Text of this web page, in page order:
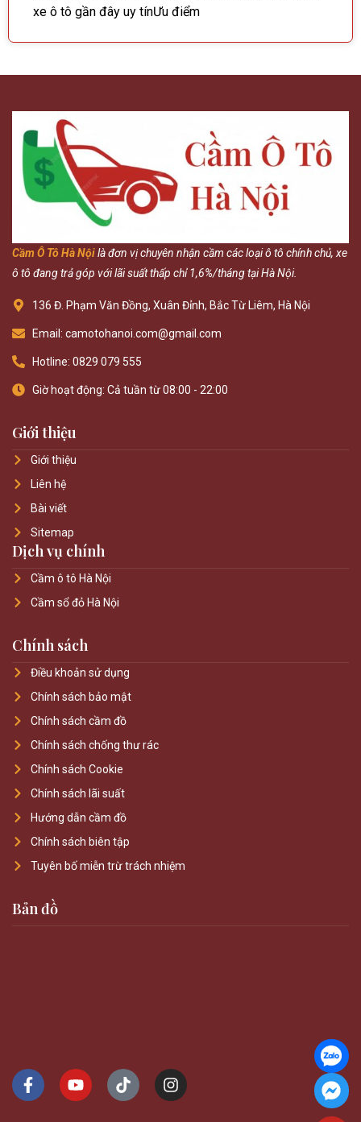
xe ô tô gần đây uy tínƯu điểm
Cầm Ô Tô Hà Nộilà đơn vị chuyên nhận cầm các loại ô tô chính chủ, xe
ô tô đang trả góp với lãi suất thấp chỉ 1,6%/tháng tại Hà Nội.
136 Đ. Phạm Văn Đồng, Xuân Đỉnh, Bắc Từ Liêm, Hà Nội
Email: camotohanoi.com@gmail.com
Hotline: 0829 079 555
Giờ hoạt động: Cả tuần từ 08:00 - 22:00
Giới thiệu
Giới thiệu
Liên hệ
Bài viết
Sitemap
Dịch vụ chính
Cầm ô tô Hà Nội
Cầm sổ đỏ Hà Nội
Chính sách
Điều khoản sử dụng
Chính sách bảo mật
Chính sách cầm đồ
Chính sách chống thư rác
Chính sách Cookie
Chính sách lãi suất
Hướng dẫn cầm đồ
Chính sách biên tập
Tuyên bố miễn trừ trách nhiệm
Bản đồ